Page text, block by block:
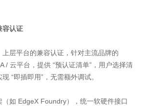
容认证
层平台的兼容认证，针对主流品牌的
/ 云平台，提供 “预认证清单”，用户选择清
“即插即用”，无需额外调试。
如 EdgeX Foundry），统一软硬件接口